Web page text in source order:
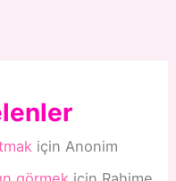
için Anonim